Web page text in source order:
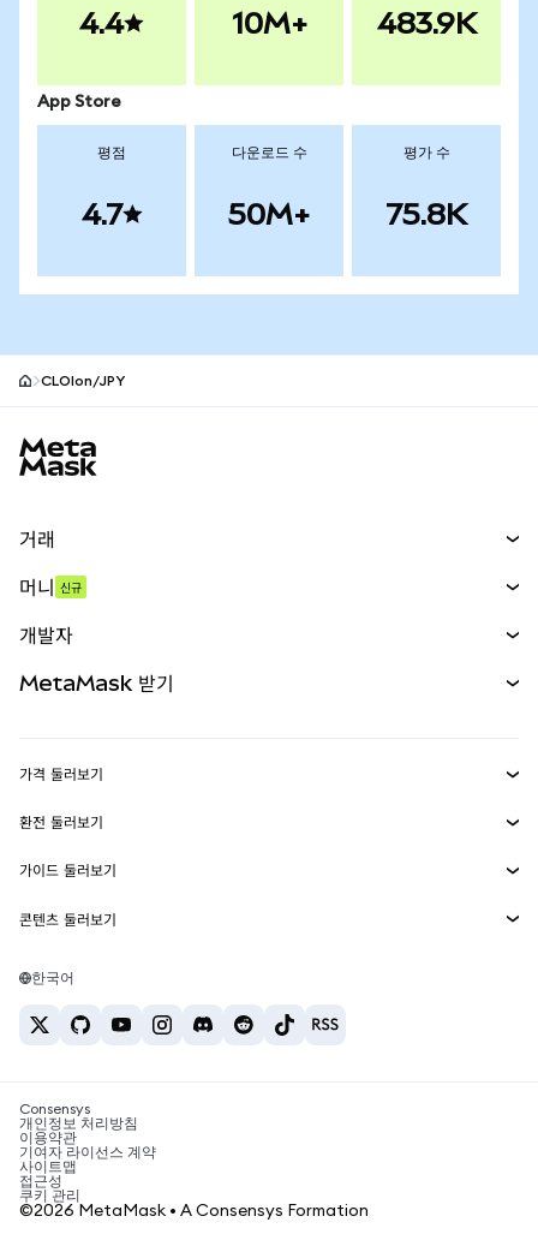
4.4 10M+ 483.9K
App Store
평점
4.7
다운로드 수
50M+
평가 수
75.8K
CLOIon/JPY
거래
무기한 선물
실물자산
머니 신규
개발자
MetaMask Connect
Snaps
웹3 서비스
MetaMask 받기
보안
고객 지원
채용
가격 둘러보기
이더리움 가격
솔라나 가격
테더 가격
환전 둘러보기
ETH를 USD로 환전
USDT를 INR로 환전
BTC를 INR로 환전
ETH를 USDT로 환전
가이드 둘러보기
ETH 매수
USDT 매수
SHIB 매수
BNB 매수
콘텐츠 둘러보기
솔라나 지갑
암호화폐 세금 뉴스
암호화폐 매수 방법
비트코인 매도 방법
한국어
Consensys
개인정보 처리방침
이용약관
기여자 라이선스 계약
사이트맵
접근성
쿠키 관리
©2026 MetaMask • A Consensys Formation